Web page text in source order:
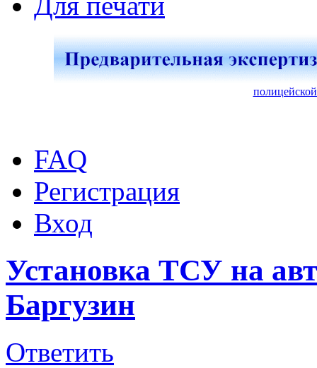
FAQ
Регистрация
Вход
Установка ТСУ на
Баргузин
Ответить